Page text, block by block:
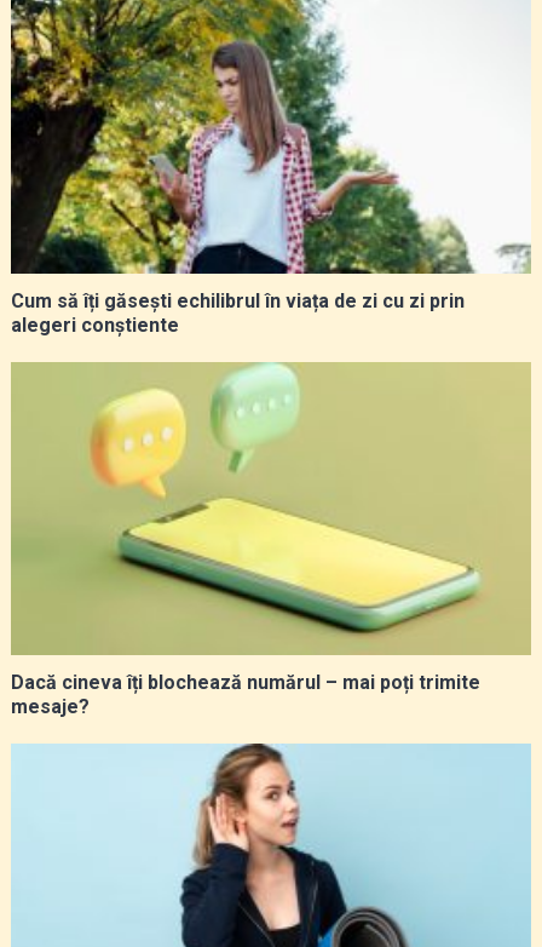
Cum să îți găsești echilibrul în viața de zi cu zi prin
alegeri conștiente
Dacă cineva îți blochează numărul – mai poți trimite
mesaje?